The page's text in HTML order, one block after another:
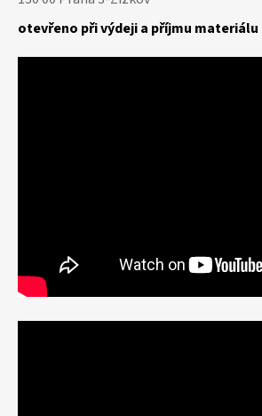
otevřeno při výdeji a příjmu materiálu